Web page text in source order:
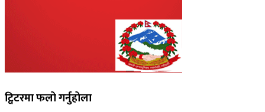
ट्विटरमा फलो गर्नुहोला